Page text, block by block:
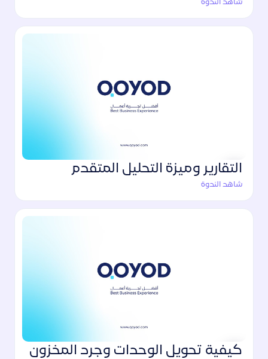
شاهد الندوة
التقارير وميزة التحليل المتقدم
شاهد الندوة
كيفية تحويل الوحدات وجرد المخزون